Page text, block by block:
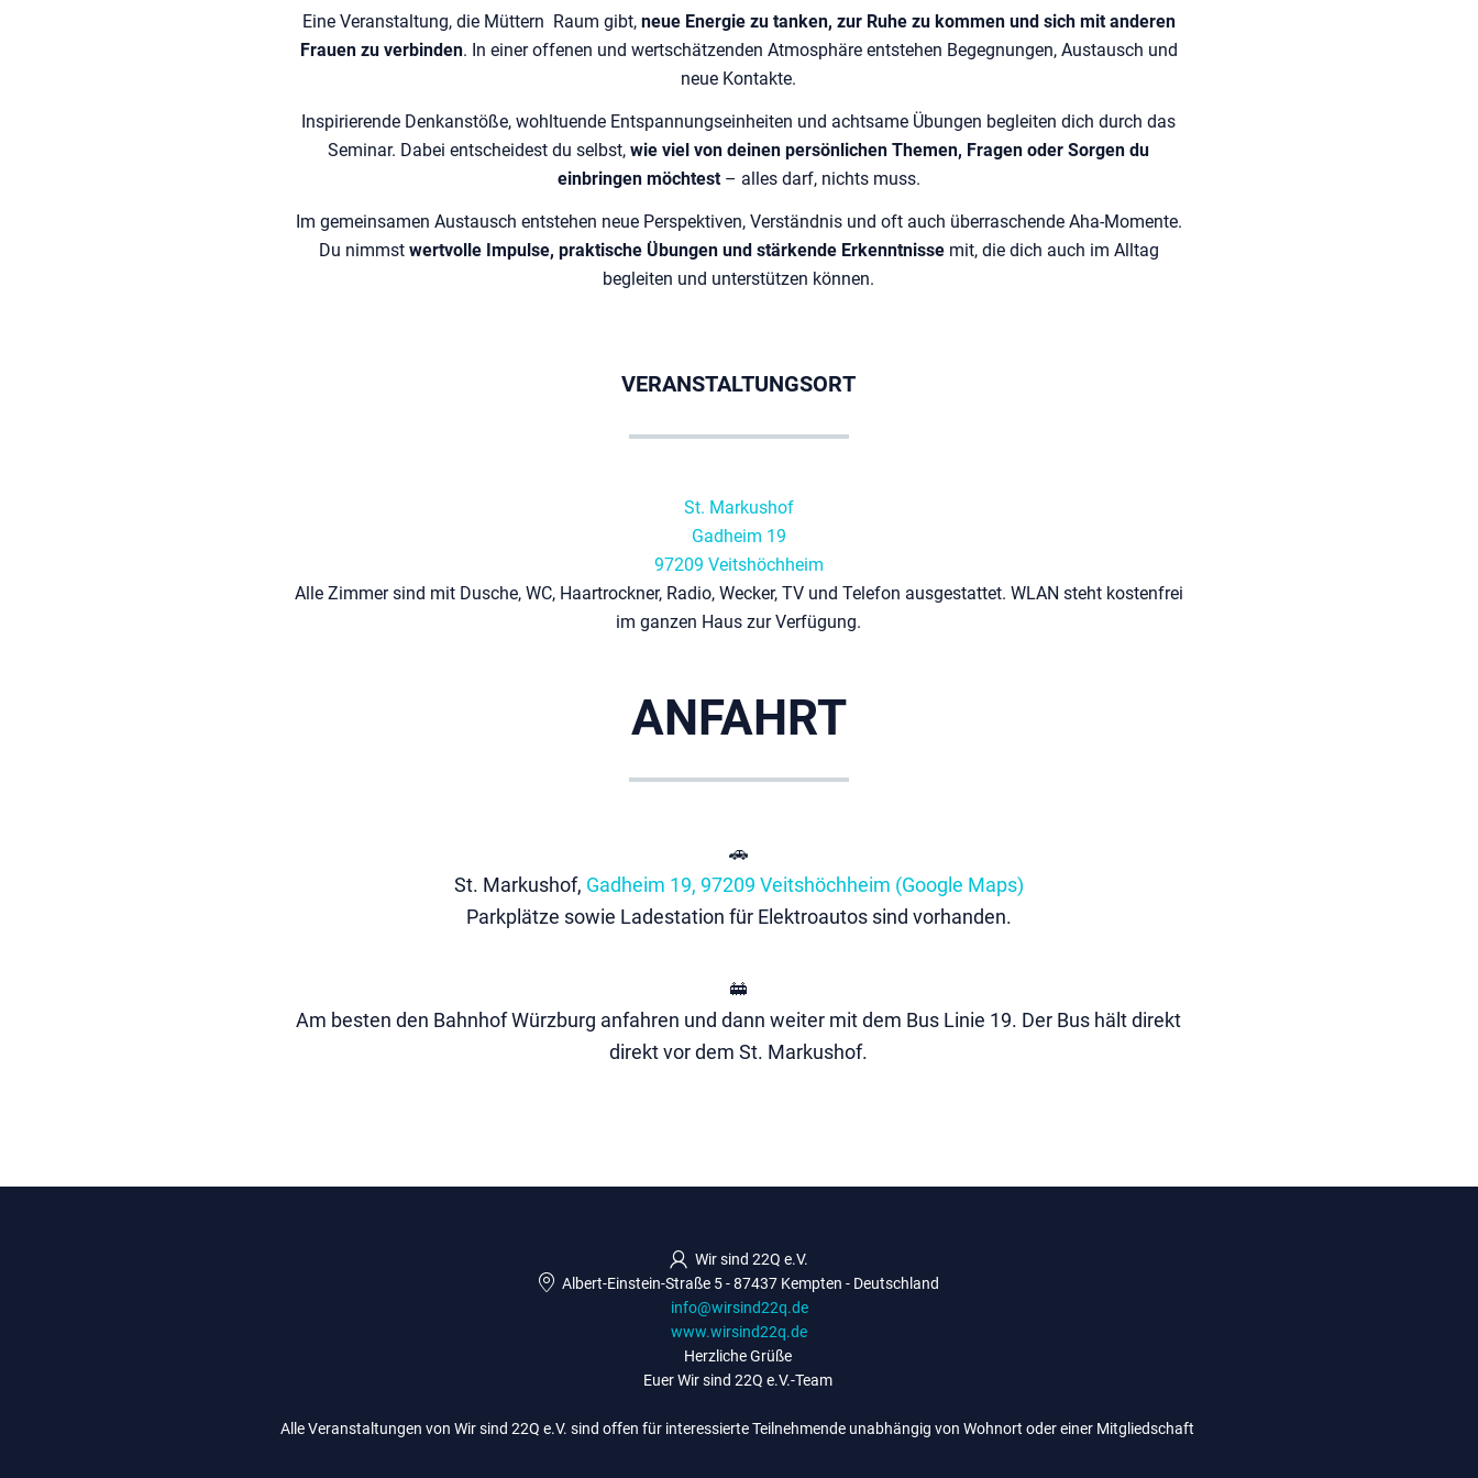
Eine Veranstaltung, die Müttern Raum gibt, neue Energie zu tanken, zur Ruhe zu kommen und sich mit anderen
Frauen zu verbinden. In einer offenen und wertschätzenden Atmosphäre entstehen Begegnungen, Austausch und
neue Kontakte.
Inspirierende Denkanstöße, wohltuende Entspannungseinheiten und achtsame Übungen begleiten dich durch das
Seminar. Dabei entscheidest du selbst,wie viel von deinen persönlichen Themen, Fragen oder Sorgen du
einbringen möchtest– alles darf, nichts muss.
Im gemeinsamen Austausch entstehen neue Perspektiven, Verständnis und oft auch überraschende Aha-Momente.
Du nimmst wertvolle Impulse, praktische Übungen und stärkende Erkenntnissemit, die dich auch im Alltag
begleiten und unterstützen können.
VERANSTALTUNGSORT
St. Markushof
Gadheim 19
97209 Veitshöchheim
Alle Zimmer sind mit Dusche, WC, Haartrockner, Radio, Wecker, TV und Telefon ausgestattet. WLAN steht kostenfrei
im ganzen Haus zur Verfügung.
ANFAHRT
🚗
St. Markushof, Gadheim 19, 97209 Veitshöchheim (Google Maps)
Parkplätze sowie Ladestation für Elektroautos sind vorhanden.
🚋
Am besten den Bahnhof Würzburg anfahren und dann weiter mit dem Bus Linie 19. Der Bus hält direkt
direkt vor dem St. Markushof.
Wir sind 22Q e.V.
Albert-Einstein-Straße 5-87437 Kempten - Deutschland
info@wirsind22q.de
www.wirsind22q.de
Herzliche Grüße
Euer Wir sind 22Q e.V.-Team
Alle Veranstaltungen von Wir sind 22Q e.V. sind offen für interessierte Teilnehmende unabhängig von Wohnort oder einer Mitgliedschaft